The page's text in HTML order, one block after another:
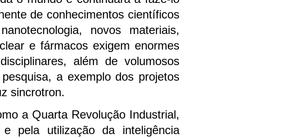
de conhecimentos científicos
novos materiais,
e fármacos exigem enormes
além de volumosos
a exemplo dos projetos
sincrotron.
a Quarta Revolução Industrial,
pela utilização da inteligência